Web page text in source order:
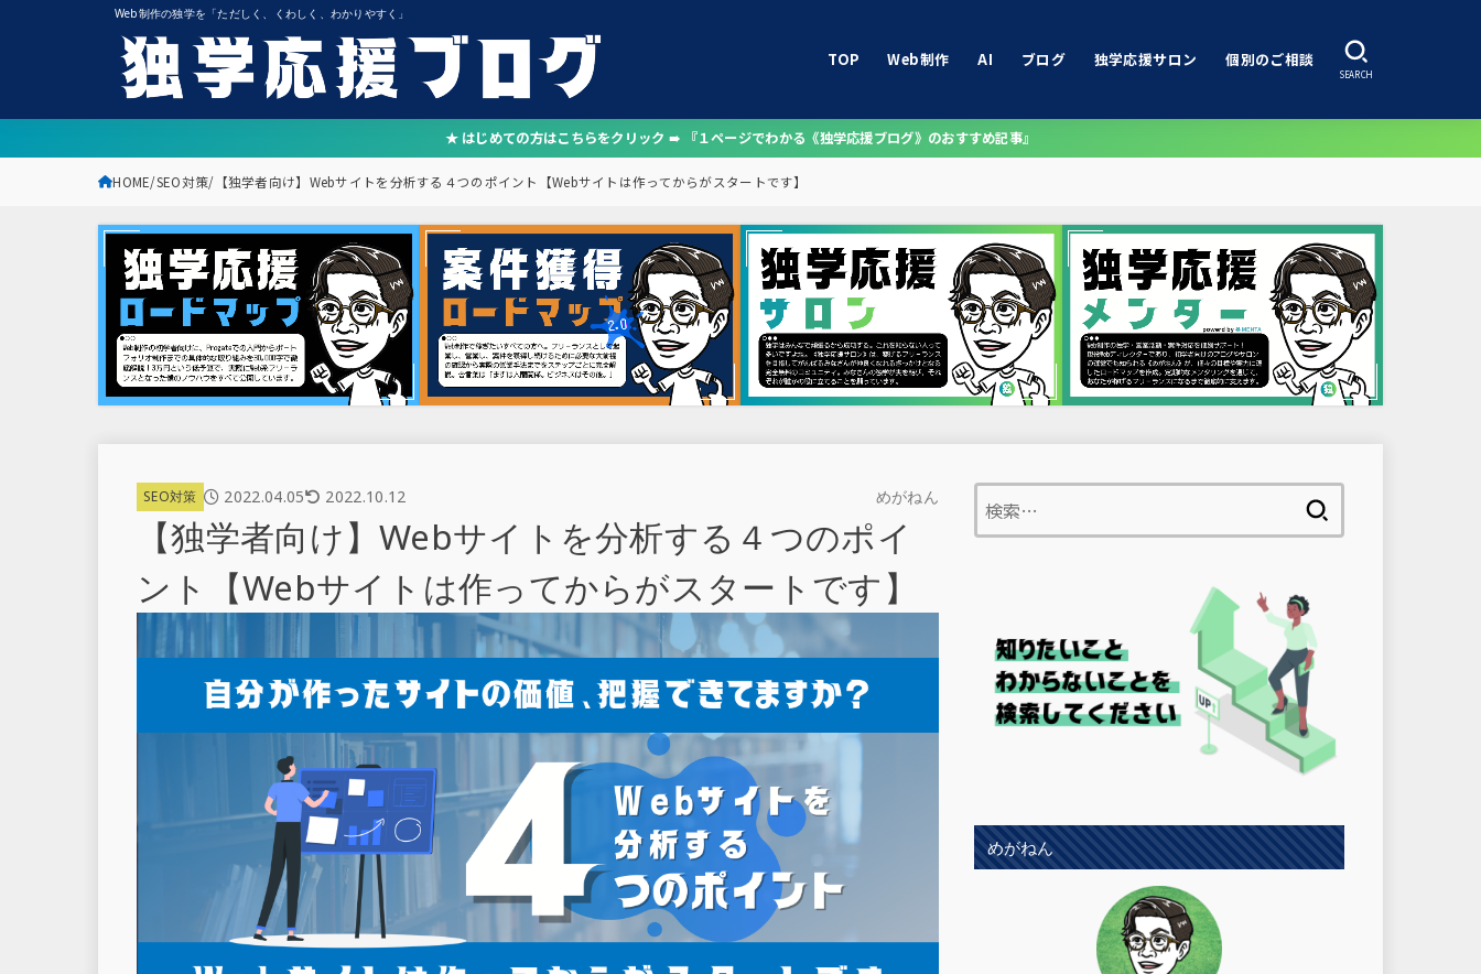
Web制作の独学を「ただしく、くわしく、わかりやすく」
TOP Web制作 AI ブログ 独学応援サロン 個別のご相談
SEARCH
★ はじめての方はこちらをクリック ➠ 『１ページでわかる《独学応援ブログ》のおすすめ記事』
HOME SEO対策 【独学者向け】Webサイトを分析する４つのポイント【Webサイトは作ってからがスタートです】
SEO対策 2022.04.05 2022.10.12 めがねん
【独学者向け】Webサイトを分析する４つのポイ
ント【Webサイトは作ってからがスタートです】
めがねん